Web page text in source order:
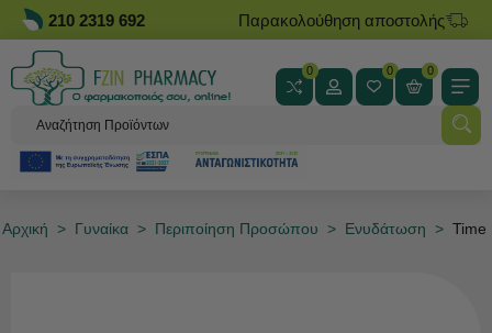
210 2319 692 Παρακολούθηση αποστολής
0 0 0
Αρχική > Γυναίκα > Περιποίηση Προσώπου > Ενυδάτωση > Time